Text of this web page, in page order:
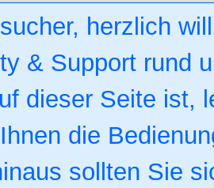
herzlich
& Support rund
dieser Seite ist,
die
sollten Sie